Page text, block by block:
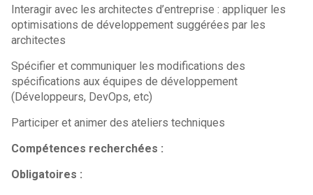
Interagir avec les architectes d’entreprise : appliquer les
optimisations de développement suggérées par les
architectes
Spécifier et communiquer les modifications des
spécifications aux équipes de développement
(Développeurs, DevOps, etc)
Participer et animer des ateliers techniques
Compétences recherchées :
Obligatoires :